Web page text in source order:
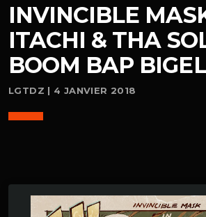
INVINCIBLE
ITACHI & THA
BOOM BAP
LGTDZ | 4 JANVIER 2018